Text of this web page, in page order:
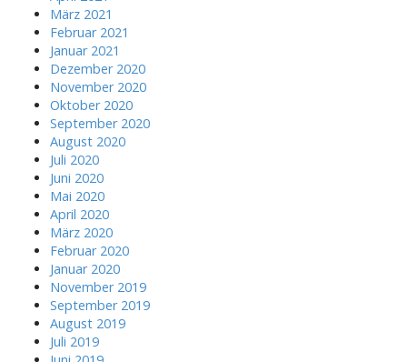
März 2021
Februar 2021
Januar 2021
Dezember 2020
November 2020
Oktober 2020
September 2020
August 2020
Juli 2020
Juni 2020
Mai 2020
April 2020
März 2020
Februar 2020
Januar 2020
November 2019
September 2019
August 2019
Juli 2019